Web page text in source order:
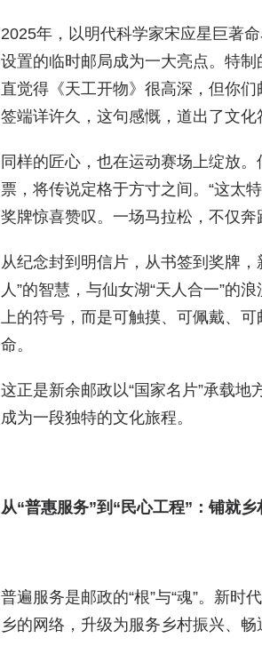
2025年，以明代科学家宋应星巨著
设置的临时邮局成为一大亮点。特制
直觉得《天工开物》很高深，但你
签端详许久，这句感慨，道出了文化
同样的匠心，也在运动赛场上绽放
票，将传说定格于方寸之间。“这太
奖牌惊喜赞叹。一场马拉松，不仅奔
从纪念封到明信片，从书签到奖牌
人”的智慧，与仙女湖“天人合一”的
上的符号，而是可触摸、可佩戴、
命。
这正是新余邮政以“国家名片”承载
成为一段独特的文化旅程。
从“普惠服务”到“民心工程”：铺就乡
普遍服务是邮政的“根”与“魂”。新时
乡的网络，升级为服务乡村振兴、畅